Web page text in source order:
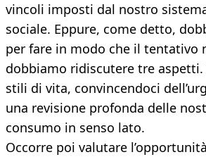
vincoli imposti dal nostro
sociale. Eppure, come detto,
per fare in modo che il tentativo
dobbiamo ridiscutere tre
stili di vita, convincendoci
una revisione profonda delle
consumo in senso lato.
Occorre poi valutare